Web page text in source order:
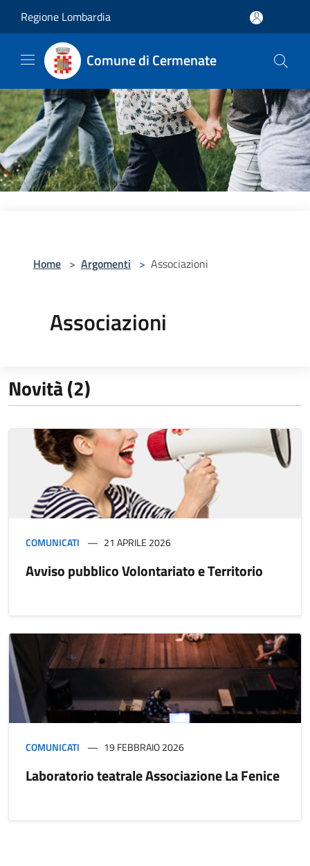
Regione Lombardia
Comune di Cermenate
Home > Argomenti > Associazioni
Associazioni
Novità (2)
COMUNICATI 21 APRILE 2026
Avviso pubblico Volontariato e Territorio
COMUNICATI 19 FEBBRAIO 2026
Laboratorio teatrale Associazione La Fenice